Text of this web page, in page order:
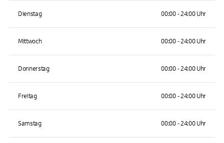
Dienstag 00:00 - 24:00 Uhr
Mittwoch 00:00 - 24:00 Uhr
Donnerstag 00:00 - 24:00 Uhr
Freitag 00:00 - 24:00 Uhr
Samstag 00:00 - 24:00 Uhr